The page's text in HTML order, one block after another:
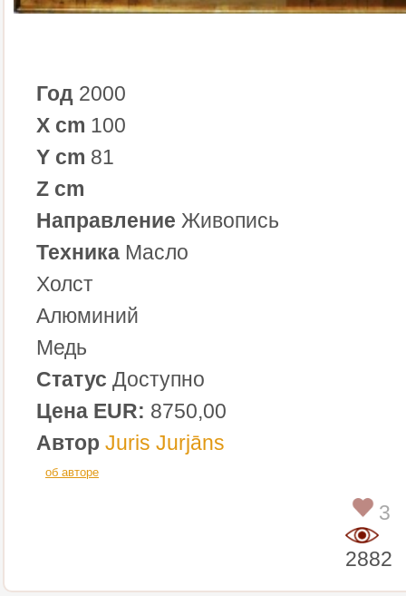
Год 2000
X cm 100
Y cm 81
Z cm
Направление Живопись
Техника Масло
Холст
Алюминий
Медь
Статус Доступно
Цена EUR: 8750,00
Автор Juris Jurjāns
об авторе
3
2882